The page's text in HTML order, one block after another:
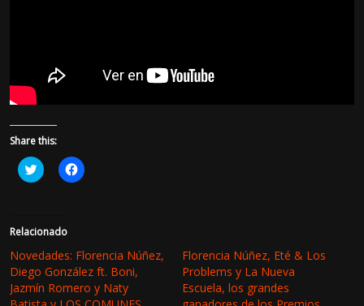
Share this:
H
a
c
a
r
a
c
o
H
a
a
r
a
c
o
Relacionado
Novedades: Florencia Núñez,
Diego González ft. Boni,
Jazmín Romero y Naty
Florencia Núñez, Eté & Los
Problems y La Nueva
Escuela, los grandes